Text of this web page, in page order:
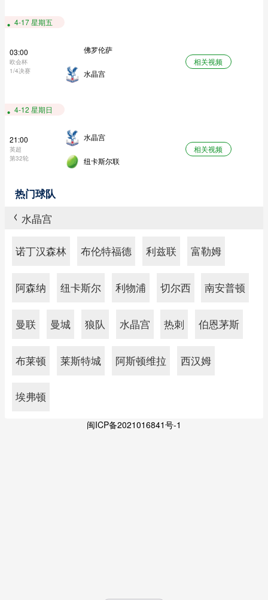
4-17 星期五
03:00
欧会杯
1/4决赛
佛罗伦萨
水晶宫
相关视频
4-12 星期日
21:00
英超
第32轮
水晶宫
纽卡斯尔联
相关视频
热门球队
> 水晶宫
诺丁汉森林 布伦特福德 利兹联 富勒姆
阿森纳 纽卡斯尔 利物浦 切尔西 南安普顿
曼联 曼城 狼队 水晶宫 热刺 伯恩茅斯
布莱顿 莱斯特城 阿斯顿维拉 西汉姆
埃弗顿
闽ICP备2021016841号-1